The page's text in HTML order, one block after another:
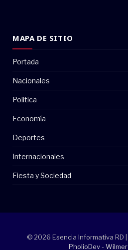
MAPA DE SITIO
Portada
Nacionales
Politica
Economía
Deportes
Internacionales
Fiesta y Sociedad
© 2026 Esencia Informativa RD
PholioDev -